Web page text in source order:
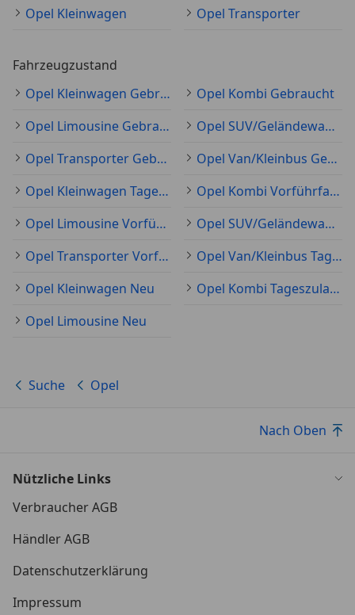
Opel Kleinwagen
Opel Transporter
Fahrzeugzustand
Opel Kleinwagen Gebraucht
Opel Kombi Gebraucht
Opel Limousine Gebraucht
Opel SUV/Geländewagen/Pickup Gebraucht
Opel Transporter Gebraucht
Opel Van/Kleinbus Gebraucht
Opel Kleinwagen Tageszulassung
Opel Kombi Vorführfahrzeug
Opel Limousine Vorführfahrzeug
Opel SUV/Geländewagen/Pickup Vorführfahrzeug
Opel Transporter Vorführfahrzeug
Opel Van/Kleinbus Tageszulassung
Opel Kleinwagen Neu
Opel Kombi Tageszulassung
Opel Limousine Neu
Suche Opel
Nach Oben
Nützliche Links
Verbraucher AGB
Händler AGB
Datenschutzerklärung
Impressum